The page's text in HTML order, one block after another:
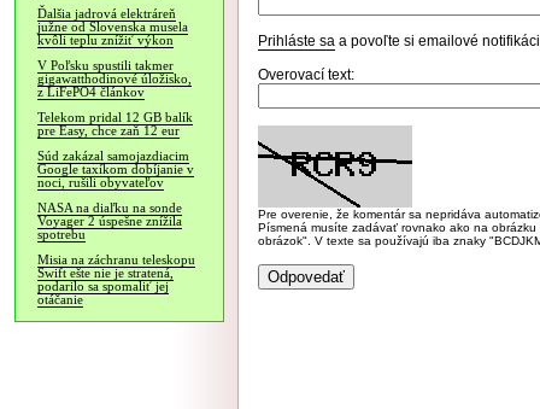
Ďalšia jadrová elektráreň
južne od Slovenska musela
kvôli teplu znížiť výkon
V Poľsku spustili takmer
gigawatthodinové úložisko,
z LiFePO4 článkov
Telekom pridal 12 GB balík
pre Easy, chce zaň 12 eur
Súd zakázal samojazdiacim
Google taxíkom dobíjanie v
noci, rušili obyvateľov
NASA na diaľku na sonde
Voyager 2 úspešne znížila
spotrebu
Misia na záchranu teleskopu
Swift ešte nie je stratená,
podarilo sa spomaliť jej
otáčanie
Prihláste sa a povoľte si emailové
Overovací text:
Pre overenie, že komentár sa nepridáva
Písmená musíte zadávať rovnako ako na
obrázok". V texte sa používajú iba znaky